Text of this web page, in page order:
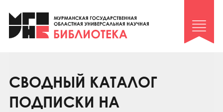
Клуб «Гиря и сельдерей»
Клуб «Семейный архив»
Коллегам
Контакты
СВОДНЫЙ КАТАЛОГ
ПОДПИСКИ НА